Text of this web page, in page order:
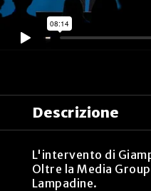
Descrizione
L'intervento di
Oltre la Media
Lampadine.